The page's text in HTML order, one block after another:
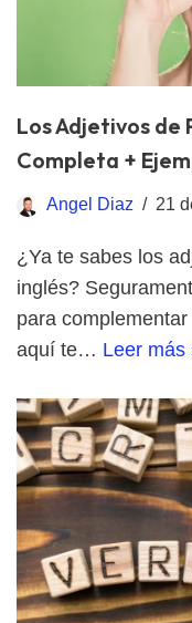
Los Adjetivos de
Completa +
Angel Diaz 21
¿Ya te sabes los
inglés?
para
aquí te… Leer más